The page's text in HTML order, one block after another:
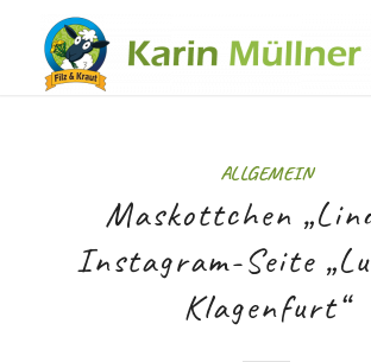
ALLGEMEIN
Maskottchen
Instagram-Seite
Klagenfurt“